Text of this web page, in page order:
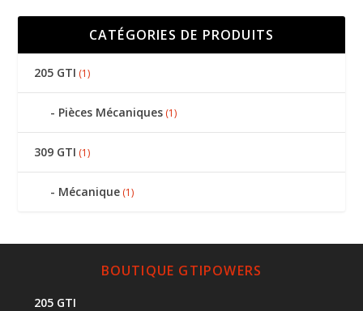
CATÉGORIES DE PRODUITS
205 GTI (1)
Pièces Mécaniques (1)
309 GTI (1)
Mécanique (1)
BOUTIQUE GTIPOWERS
205 GTI